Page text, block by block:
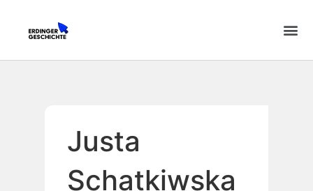
Justa
Schatkiwska